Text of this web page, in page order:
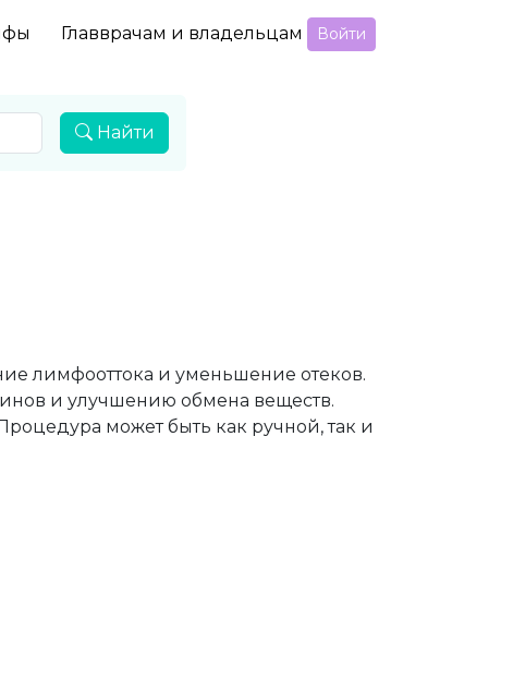
Главврачам и владельцам Войти
Найти
лимфооттока и уменьшение отеков.
и улучшению обмена веществ.
может быть как ручной, так и